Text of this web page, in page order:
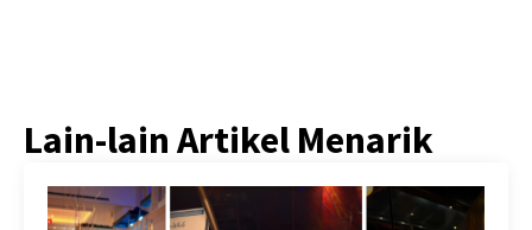
Lain-lain Artikel Menarik